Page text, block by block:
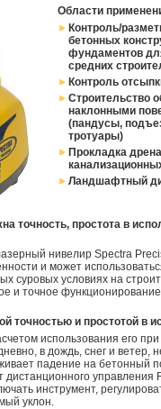
Области
Контроль/
бетонных
фундаментов
средних
Контроль
Строительство
наклонными
(пандусы,
тротуары)
Прокладка
Ландшафтный
точность, простота в
нивелир Spectra
и может
суровых условиях на
и точное
точностью и простотой в
использования его
в дождь, снег и ветер,
падение на бетонный
управления
инструмент,
уклон.